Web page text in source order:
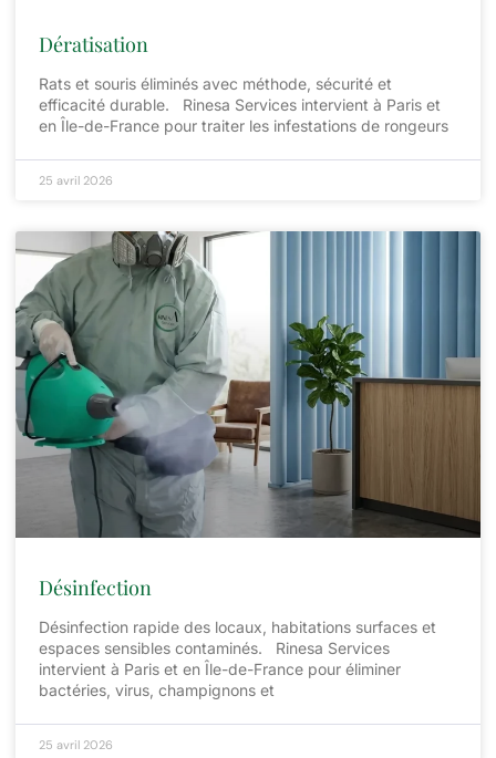
Dératisation
Rats et souris éliminés avec méthode, sécurité et
efficacité durable. Rinesa Services intervient à Paris et
en Île-de-France pour traiter les infestations de rongeurs
25 avril 2026
Désinfection
Désinfection rapide des locaux, habitations surfaces et
espaces sensibles contaminés. Rinesa Services
intervient à Paris et en Île-de-France pour éliminer
bactéries, virus, champignons et
25 avril 2026